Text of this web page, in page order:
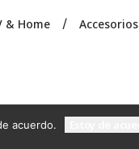
& Home Accesorios
acuerdo.